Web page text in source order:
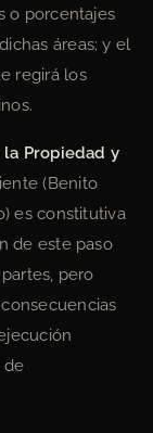
o porcentajes
áreas; y el
regirá los
Propiedad y
(Benito
es constitutiva
de este paso
pero
de